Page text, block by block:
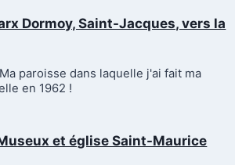
Dormoy, Saint-Jacques, vers la
paroisse dans laquelle j'ai fait ma
en 1962 !
et église Saint-Maurice